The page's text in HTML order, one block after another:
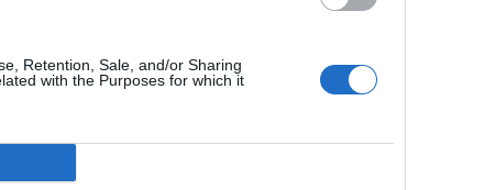
Retention, Sale, and/or Sharing
with the Purposes for which it